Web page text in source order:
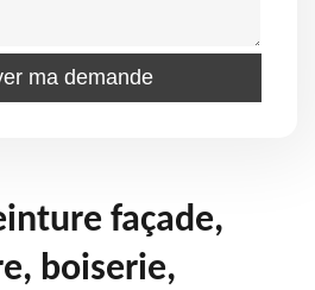
façade,
boiserie,